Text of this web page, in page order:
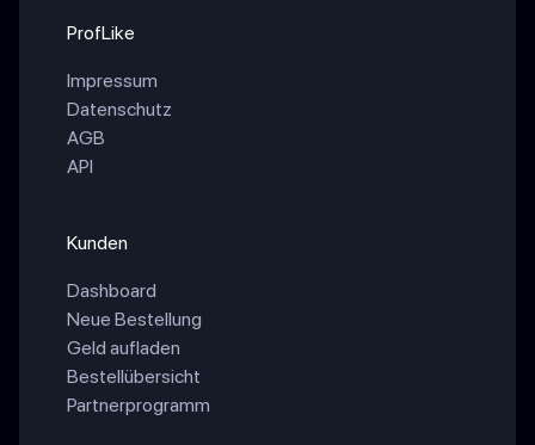
ProfLike
Impressum
Datenschutz
AGB
API
Kunden
Dashboard
Neue Bestellung
Geld aufladen
Bestellübersicht
Partnerprogramm